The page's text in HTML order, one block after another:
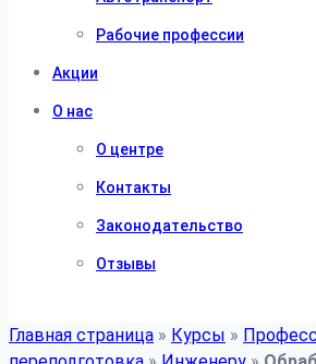
Рабочие профессии
Акции
О нас
О центре
Контакты
Законодательство
Отзывы
Главная страница » Курсы »